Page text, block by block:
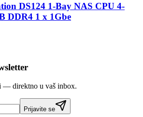
DS124 1-Bay NAS CPU 4-
DDR4 1 x 1Gbe
— direktno u vaš inbox.
Prijavite se